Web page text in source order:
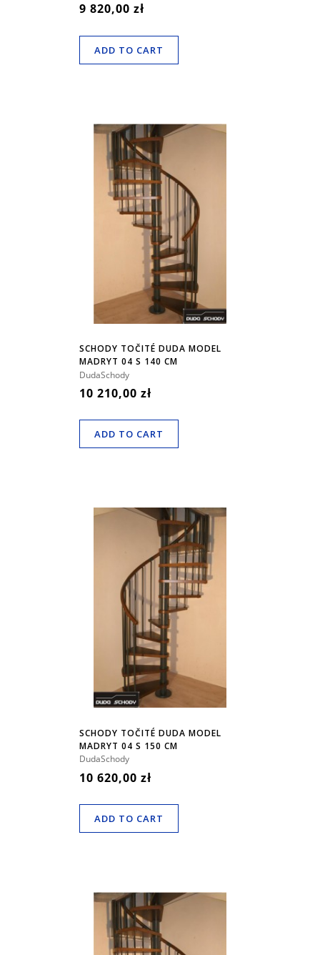
9 820,00 zł
ADD TO CART
SCHODY TOČITÉ DUDA MODEL
MADRYT 04 S 140 CM
DudaSchody
10 210,00 zł
ADD TO CART
SCHODY TOČITÉ DUDA MODEL
MADRYT 04 S 150 CM
DudaSchody
10 620,00 zł
ADD TO CART